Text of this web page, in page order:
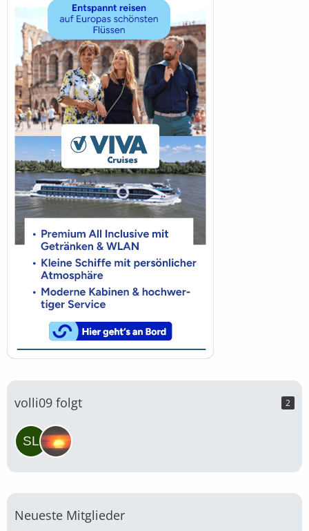
volli09 folgt 2
Neueste Mitglieder